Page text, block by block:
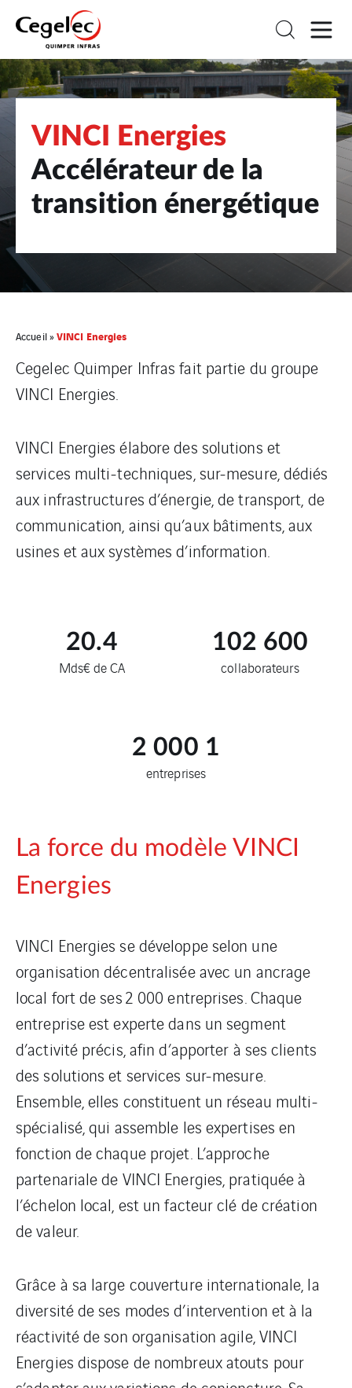
VINCI Energies
Accélérateur de la
transition énergétique
Accueil»VINCI Energies
Cegelec Quimper Infras fait partie du groupe
VINCI Energies.
VINCI Energies élabore des solutions et
services multi-techniques, sur-mesure, dédiés
aux infrastructures d’énergie, de transport, de
communication, ainsi qu’aux bâtiments, aux
usines et aux systèmes d’information.
20.4
Mds€ de CA
102 600
collaborateurs
2 000 1
entreprises
La force du modèle VINCI
Energies
VINCI Energies se développe selon une
organisation décentralisée avec un ancrage
local fort de ses 2 000 entreprises. Chaque
entreprise est experte dans un segment
d’activité précis, afin d’apporter à ses clients
des solutions et services sur-mesure.
Ensemble, elles constituent un réseau multi-
spécialisé, qui assemble les expertises en
fonction de chaque projet. L’approche
partenariale de VINCI Energies, pratiquée à
l’échelon local, est un facteur clé de création
de valeur.
Grâce à sa large couverture internationale, la
diversité de ses modes d’intervention et à la
réactivité de son organisation agile, VINCI
Energies dispose de nombreux atouts pour